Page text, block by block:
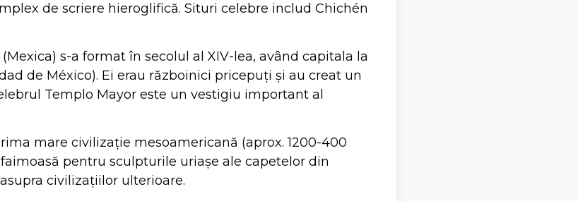
de scriere hieroglifică. Situri celebre includ Chichén
s-a format în secolul al XIV-lea, având capitala la
de México). Ei erau războinici pricepuți și au creat un
Templo Mayor este un vestigiu important al
mare civilizație mesoamericană (aprox. 1200-400
pentru sculpturile uriașe ale capetelor din
civilizațiilor ulterioare.